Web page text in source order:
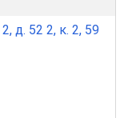
д. 52 2, к. 2, 59